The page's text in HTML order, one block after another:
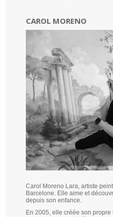
CAROL MORENO
Carol Moreno Lara, artiste
Barcelone. Elle aime et
depuis son enfance.
En 2005, elle créée son